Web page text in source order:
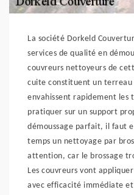
La société Dorkeld
services de qualité en
couvreurs nettoyeurs de
cuite constituent un terreau
envahissent rapidement les
pratiquer sur un support
démoussage parfait, il faut
temps un nettoyage par
attention, car le brossage
Les couvreurs vont
avec efficacité immédiate